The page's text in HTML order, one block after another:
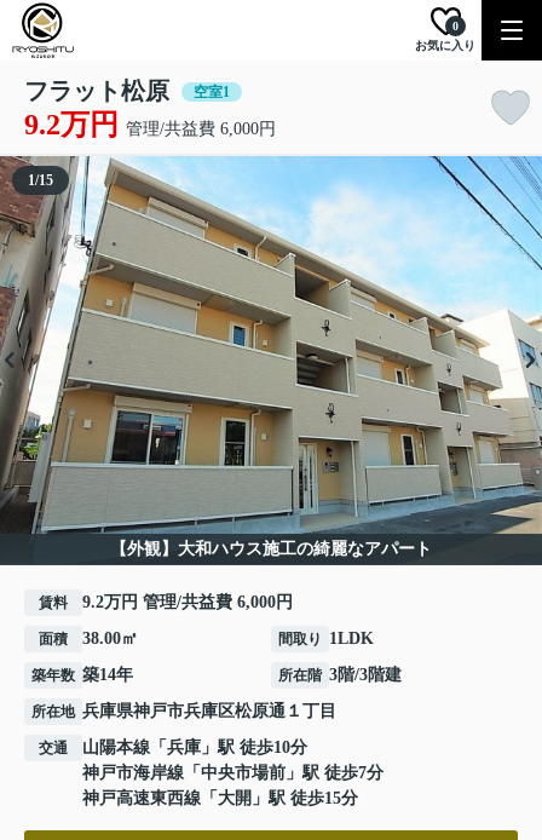
お気に入り
0
フラット松原 空室1
9.2万円 管理/共益費 6,000円
【外観】大和ハウス施工の綺麗なアパート
1/15
賃料 9.2万円 管理/共益費 6,000円
面積 38.00㎡ 間取り 1LDK
築年数 築14年 所在階 3階/3階建
所在地 兵庫県神戸市兵庫区松原通 １丁目
交通 山陽本線 「 兵庫 」駅 徒歩10分
神戸市海岸線 「 中央市場前 」駅 徒歩7分
神戸高速東西線 「 大開 」駅 徒歩15分